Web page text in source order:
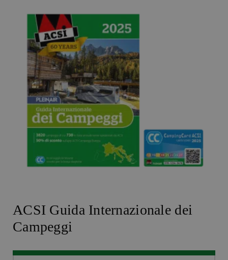
ACSI Guida Internazionale dei
Campeggi